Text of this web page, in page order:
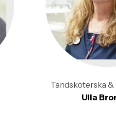
Tandsköterska
Ulla